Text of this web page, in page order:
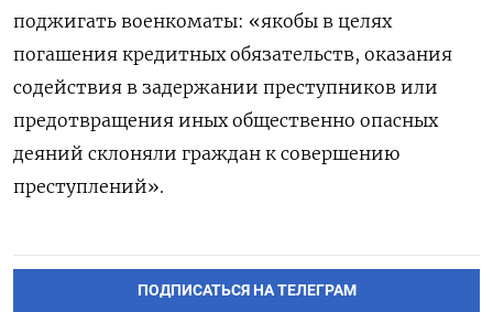
поджигать военкоматы: «якобы в целях
погашения кредитных обязательств, оказания
содействия в задержании преступников или
предотвращения иных общественно опасных
деяний склоняли граждан к совершению
преступлений».
ПОДПИСАТЬСЯ НА ТЕЛЕГРАМ